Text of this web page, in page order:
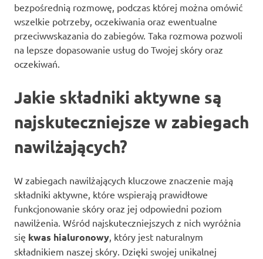
bezpośrednią rozmowę, podczas której można omówić
wszelkie potrzeby, oczekiwania oraz ewentualne
przeciwwskazania do zabiegów. Taka rozmowa pozwoli
na lepsze dopasowanie usług do Twojej skóry oraz
oczekiwań.
Jakie składniki aktywne są
najskuteczniejsze w zabiegach
nawilżających?
W zabiegach nawilżających kluczowe znaczenie mają
składniki aktywne, które wspierają prawidłowe
funkcjonowanie skóry oraz jej odpowiedni poziom
nawilżenia. Wśród najskuteczniejszych z nich wyróżnia
się kwas hialuronowy, który jest naturalnym
składnikiem naszej skóry. Dzięki swojej unikalnej